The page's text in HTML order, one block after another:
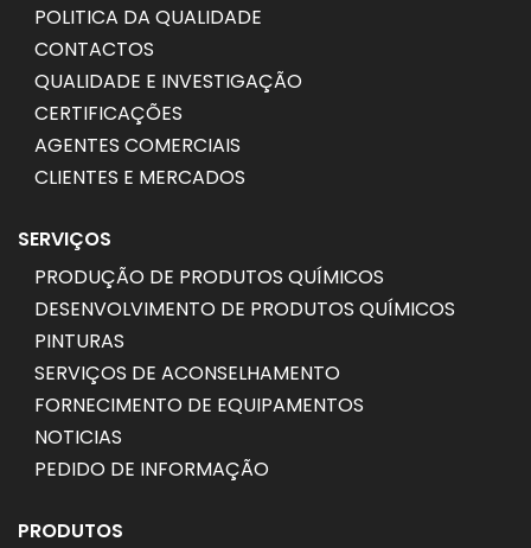
POLITICA DA QUALIDADE
CONTACTOS
QUALIDADE E INVESTIGAÇÃO
CERTIFICAÇÕES
AGENTES COMERCIAIS
CLIENTES E MERCADOS
SERVIÇOS
PRODUÇÃO DE PRODUTOS QUÍMICOS
DESENVOLVIMENTO DE PRODUTOS QUÍMICOS
PINTURAS
SERVIÇOS DE ACONSELHAMENTO
FORNECIMENTO DE EQUIPAMENTOS
NOTICIAS
PEDIDO DE INFORMAÇÃO
PRODUTOS